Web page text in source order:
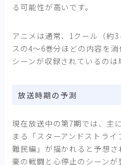
る可能性が高いです。
アニメは通常、1クール（約
スの4〜6巻分ほどの内容を
シーンが収録されているのは
放送時期の予測
現在放送中の第7期では、主
まる「スターアンドストラ
難民編」が描かれると予想
豪の戦闘と心停止のシーン